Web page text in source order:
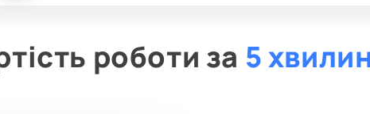
роботи за 5